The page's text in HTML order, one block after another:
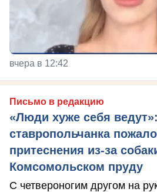
вчера в 12:42
Письмо в редакцию
«Люди хуже себя ведут»:
ставропольчанка
притеснения из-за
Комсомольском пруду
С четвероногим другом на